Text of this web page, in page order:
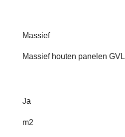
Massief
Massief houten panelen GVL
Ja
m2